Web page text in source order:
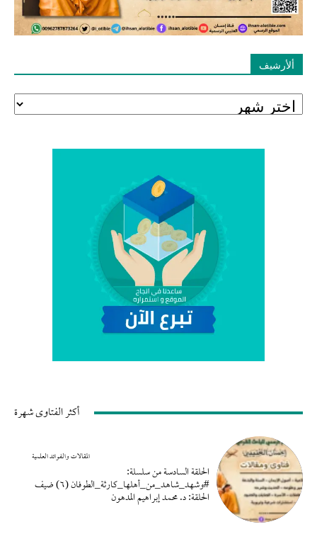
ألأرشيف
ألأرشيف
أكثر الفتاوى شهرة
المقالات والفوائد العلمية
الحلقة السادسة من سلسلة:
#وشهد_شاهد_من_أهلها_كارثة_الطوفان (٦) ضيف
الحلقة: د. محمد إبراهيم المدهون